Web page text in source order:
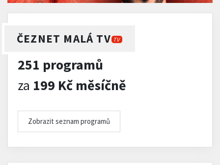
ČEZNET MALÁ TV TV
251 programů
za 199 Kč měsíčně
Zobrazit seznam programů